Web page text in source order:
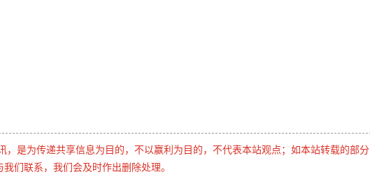
，是为传递共享信息为目的，不以赢利为目的，不代表本站观点；如本站转载的部分
们联系，我们会及时作出删除处理。